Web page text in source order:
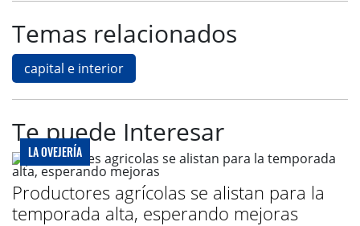
Temas relacionados
capital e interior
Te puede Interesar
LA OVEJERÍA
Productores agrícolas se alistan para la
temporada alta, esperando mejoras